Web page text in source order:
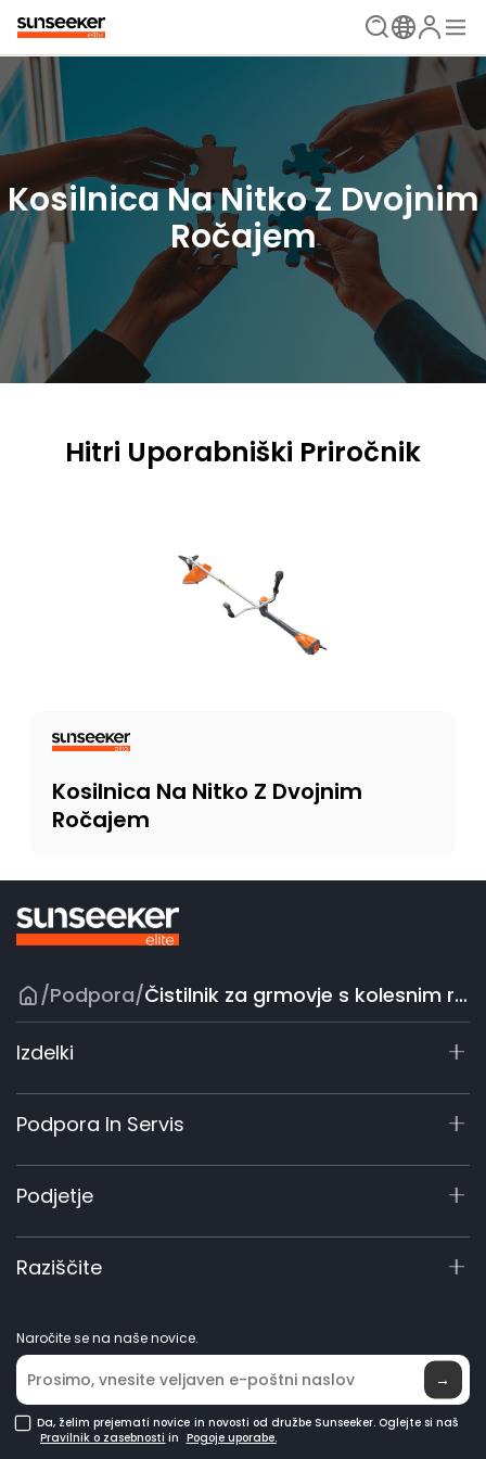
Kosilnica Na Nitko Z Dvojnim
Ročajem
Hitri Uporabniški Priročnik
Kosilnica Na Nitko Z Dvojnim
Ročajem
/Podpora/ Čistilnik za grmovje s kolesnim ročajem
Izdelki
Serija X9
X7 / X7 Plus Gen 2
X5 Gen 2
X3 Gen 2
Komercialna 60 V
Dodatna Oprema
Podpora In Servis
Center za Podporo
Poizvedba O Izdelku
Priročniki In Videoposnetki
Podjetje
O Nas
Elite Lab
Kje Kupiti
Raziščite
Naročite se na naše novice.
→
Da, želim prejemati novice in novosti od družbe Sunseeker. Oglejte si naš
Pravilnik o zasebnosti in Pogoje uporabe.